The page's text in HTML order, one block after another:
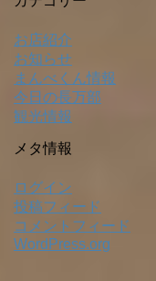
お店紹介
お知らせ
まんべくん情報
今日の長万部
観光情報
メタ情報
ログイン
投稿フィード
コメントフィード
WordPress.org